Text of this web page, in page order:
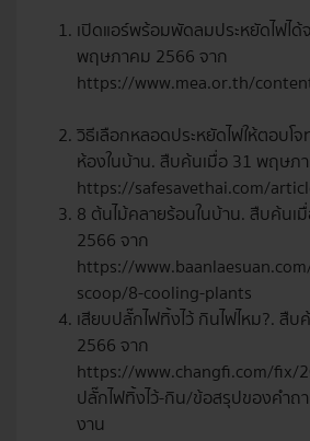
เปิดแอร์พร้อมพัดลมประหยัดไฟไ
พฤษภาคม 2566 จาก
https://www.mea.or.th/
วิธีเลือกหลอดประหยัดไฟให้ตอบโ
ห้องในบ้าน. สืบค้นเมื่อ 31 พฤษภ
https://safesavethai.com/
8 ต้นไม้คลายร้อนในบ้าน. สืบค้น
2566 จาก
https://
scoop/8-cooling-plants
เสียบปลั๊กไฟทิ้งไว้ กินไฟไหม?. สื
2566 จาก
https://www.changfi.com/fix/
ปลั๊กไฟทิ้งไว้-กิน/ข้อสรุปของคำถ
งาน